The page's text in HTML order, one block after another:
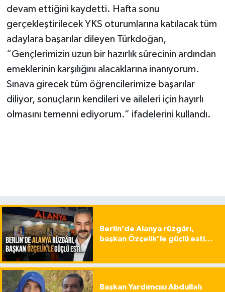
devam ettiğini kaydetti. Hafta sonu
gerçekleştirilecek YKS oturumlarına katılacak tüm
adaylara başarılar dileyen Türkdoğan,
“Gençlerimizin uzun bir hazırlık sürecinin ardından
emeklerinin karşılığını alacaklarına inanıyorum.
Sınava girecek tüm öğrencilerimize başarılar
diliyor, sonuçların kendileri ve aileleri için hayırlı
olmasını temenni ediyorum.” ifadelerini kullandı.
Berlin’de Alanya rüzgârı,
başkan Özçelik’le güçlü esti…
Başkan Yardımcısı Abdullah